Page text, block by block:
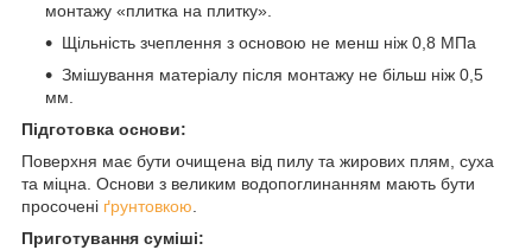
монтажу «плитка на плитку».
Щільність зчеплення з основою не менш ніж 0,8 МПа
Змішування матеріалу після монтажу не більш ніж 0,5
мм.
Підготовка основи:
Поверхня має бути очищена від пилу та жирових плям, суха
та міцна. Основи з великим водопоглинанням мають бути
просочені ґрунтовкою
Приготування суміші: